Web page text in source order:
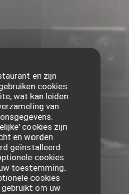
en zijn
cookies
wat kan leiden
van
cookies zijn
en worden
geïnstalleerd.
cookies
toestemming.
cookies
om uw